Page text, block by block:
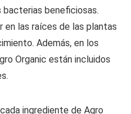
bacterias beneficiosas.
en las raíces de las plantas
Además, en los
Organic están incluidos
ingrediente de Agro